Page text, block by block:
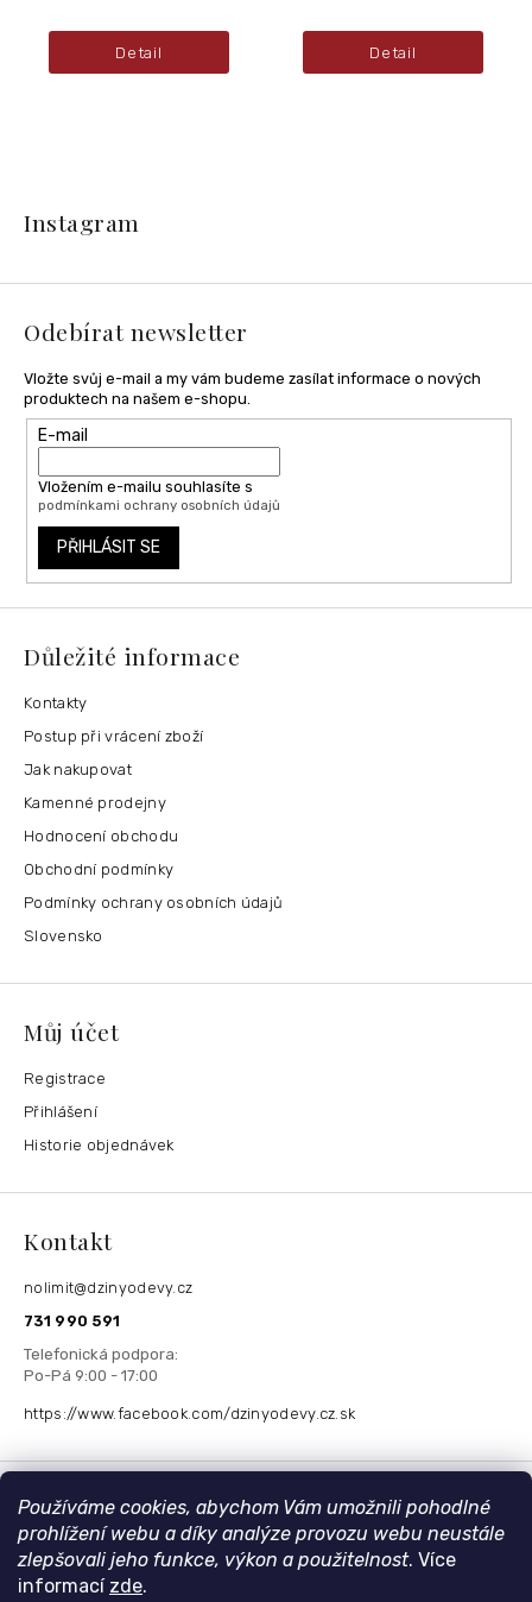
Používáme cookies, abychom Vám umožnili pohodlné
prohlížení webu a díky analýze provozu webu neustále
zlepšovali jeho funkce, výkon a použitelnost. Více
informací zde.
Detail Detail
t
Instagram
Odebírat newsletter
Vložte svůj e-mail a my vám budeme zasílat informace o nových
produktech na našem e-shopu.
E-mail
Vložením e-mailu souhlasíte s
podmínkami ochrany osobních údajů
PŘIHLÁSIT SE
Důležité informace
Kontakty
Postup při vrácení zboží
Jak nakupovat
Kamenné prodejny
Hodnocení obchodu
Obchodní podmínky
Podmínky ochrany osobních údajů
Slovensko
Můj účet
Registrace
Přihlášení
Historie objednávek
Kontakt
nolimit@dzinyodevy.cz
731 990 591
https://www.facebook.com/dzinyodevy.cz.sk
Přijímáme online platby